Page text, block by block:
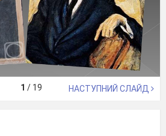
1 / 19 НАСТУПНИЙ СЛАЙД